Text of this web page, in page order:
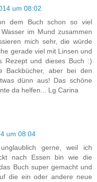
um 08:02
dem Buch schon so viel
im Mund zusammen
mich sehr, die würde
gerade viel mit Linsen und
Rezept und dieses Buch :)
Backbücher, aber bei den
dünn aus! Das schöne
da helfen... Lg Carina
um 08:04
gerne, weil ich
nach Essen bin wie die
Buch super gemacht und
die ein oder andere neue